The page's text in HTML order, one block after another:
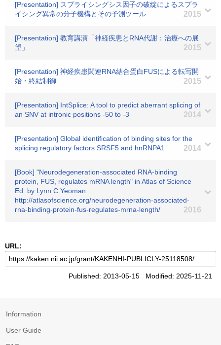
[Presentation] スプライシングシス因子の破綻によるスプラ
イシング異常の分子機構とその予測ツール
2015
[Presentation] 教育講演「神経疾患とRNA代謝：治療への展
望」
2015
[Presentation] 神経疾患関連RNA結合蛋白FUSによる転写開
始・終結制御
2015
[Presentation] IntSplice: A tool to predict aberrant splicing of
an SNV at intronic positions -50 to -3
2014
[Presentation] Global identification of binding sites for the
splicing regulatory factors SRSF5 and hnRNPA1
2014
[Book] "Neurodegeneration-associated RNA-binding
protein, FUS, regulates mRNA length" in Atlas of Science
Ed. by Lynn C Yeoman.
http://atlasofscience.org/neurodegeneration-associated-
rna-binding-protein-fus-regulates-mrna-length/
2016
URL:
Published: 2013-05-15 Modified: 2025-11-21
Information
User Guide